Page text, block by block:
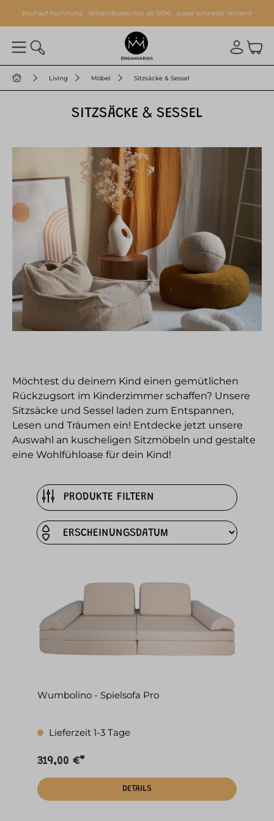
springen
Kauf auf Rechnung · Versandkostenfrei ab 100€ · super schneller Versand
Living Möbel Sitzsäcke & Sessel
SITZSÄCKE & SESSEL
Möchtest du deinem Kind einen gemütlichen
Rückzugsort im Kinderzimmer schaffen? Unsere
Sitzsäcke und Sessel laden zum Entspannen,
Lesen und Träumen ein! Entdecke jetzt unsere
Auswahl an kuscheligen Sitzmöbeln und gestalte
eine Wohlfühloase für dein Kind!
PRODUKTE FILTERN
Wumbolino - Spielsofa Pro
Lieferzeit 1-3 Tage
319,00 €*
DETAILS